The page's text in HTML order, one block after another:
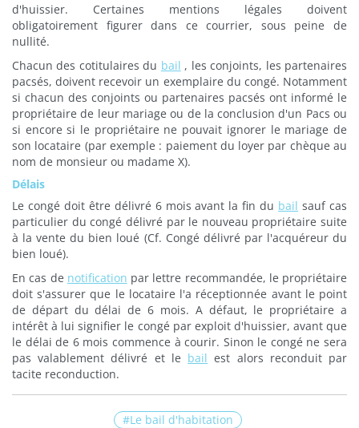
d'huissier. Certaines mentions légales doivent
obligatoirement figurer dans ce courrier, sous peine de
nullité.
Chacun des cotitulaires du bail , les conjoints, les partenaires
pacsés, doivent recevoir un exemplaire du congé. Notamment
si chacun des conjoints ou partenaires pacsés ont informé le
propriétaire de leur mariage ou de la conclusion d'un Pacs ou
si encore si le propriétaire ne pouvait ignorer le mariage de
son locataire (par exemple : paiement du loyer par chèque au
nom de monsieur ou madame X).
Délais
Le congé doit être délivré 6 mois avant la fin du bail sauf cas
particulier du congé délivré par le nouveau propriétaire suite
à la vente du bien loué (Cf. Congé délivré par l'acquéreur du
bien loué).
En cas de notification par lettre recommandée, le propriétaire
doit s'assurer que le locataire l'a réceptionnée avant le point
de départ du délai de 6 mois. A défaut, le propriétaire a
intérêt à lui signifier le congé par exploit d'huissier, avant que
le délai de 6 mois commence à courir. Sinon le congé ne sera
pas valablement délivré et le bail est alors reconduit par
tacite reconduction.
Le bail d'habitation